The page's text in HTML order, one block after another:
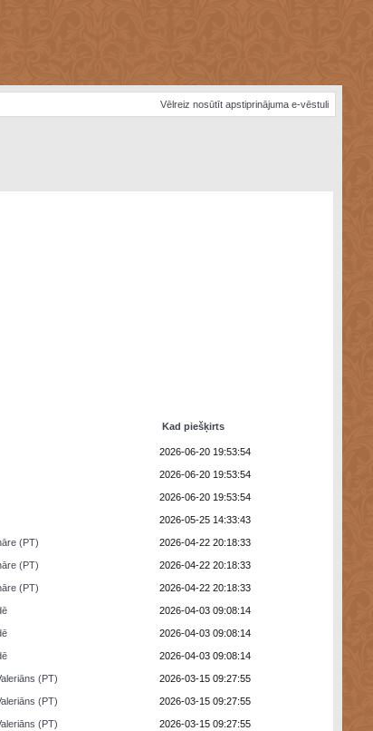
Vēlreiz nosūtīt apstiprinājuma e-vēstuli
Kad piešķirts
2026-06-20 19:53:54
2026-06-20 19:53:54
2026-06-20 19:53:54
2026-05-25 14:33:43
(PT) 2026-04-22 20:18:33
(PT) 2026-04-22 20:18:33
(PT) 2026-04-22 20:18:33
2026-04-03 09:08:14
2026-04-03 09:08:14
2026-04-03 09:08:14
(PT) 2026-03-15 09:27:55
(PT) 2026-03-15 09:27:55
(PT) 2026-03-15 09:27:55